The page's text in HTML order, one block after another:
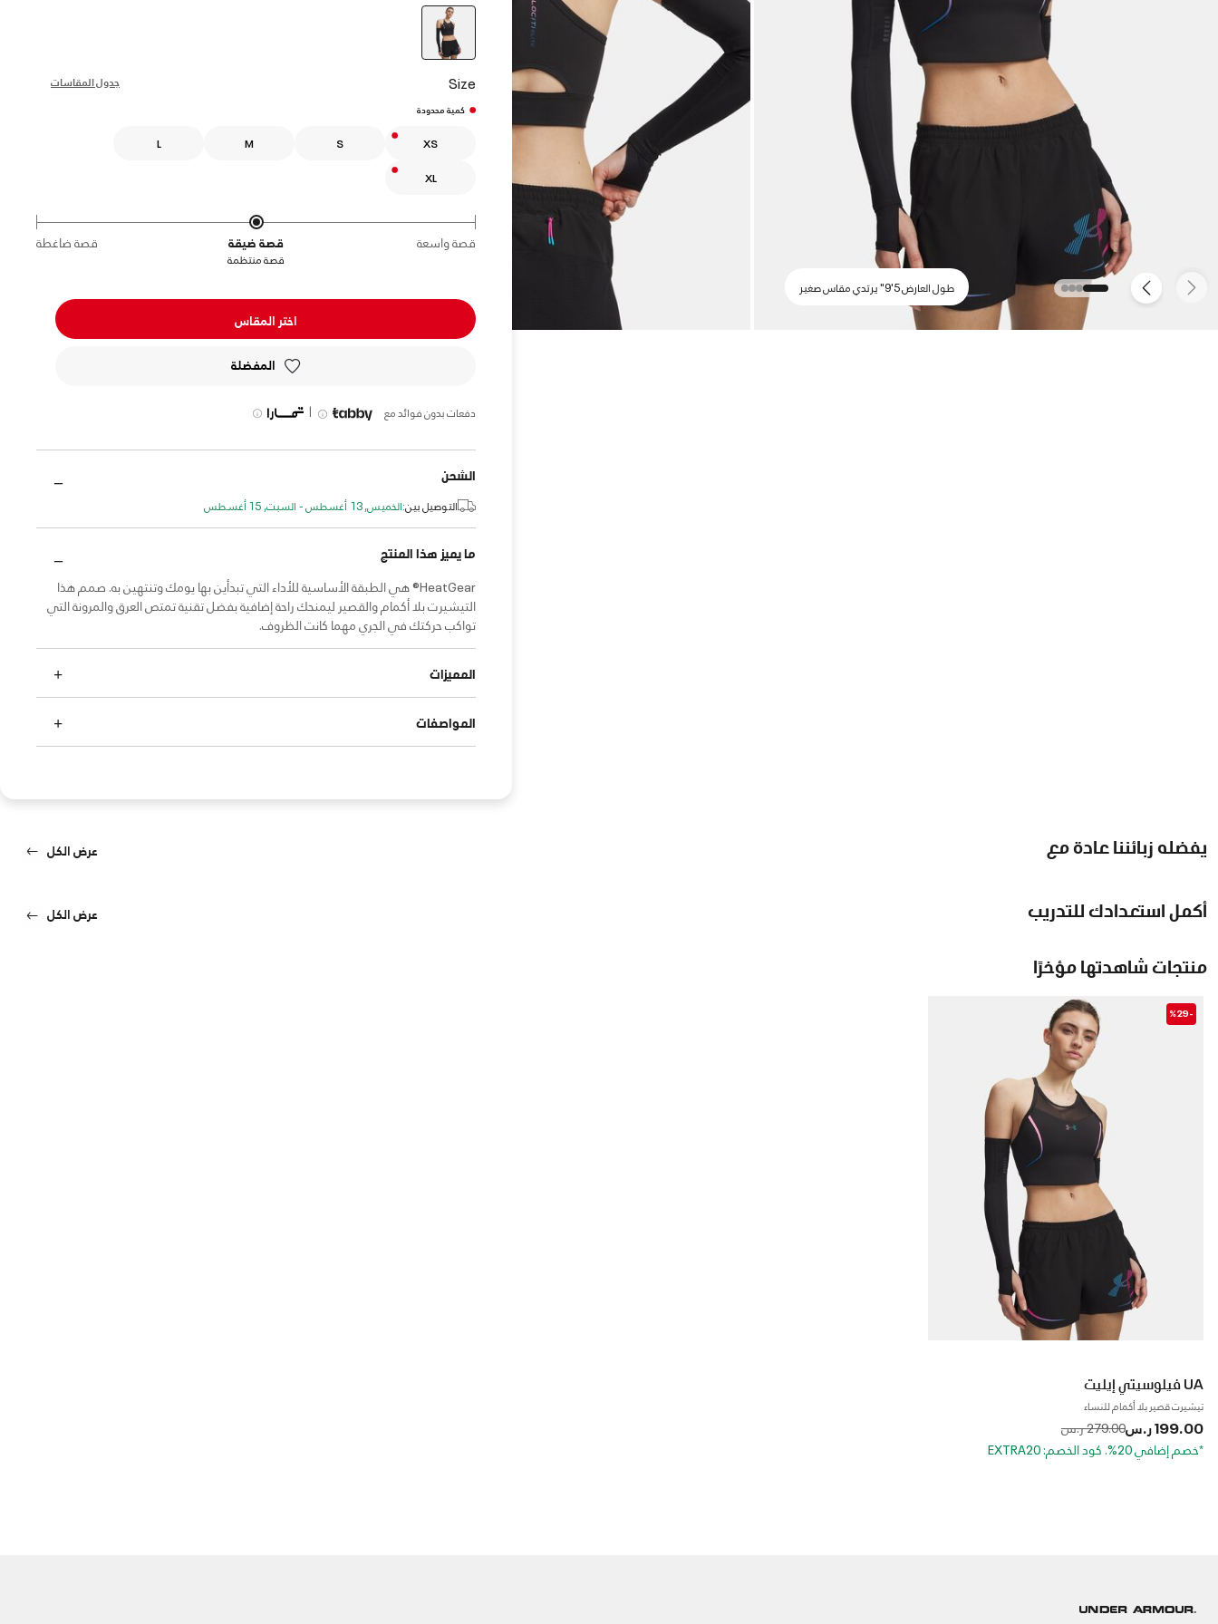
طول العارض 5'9" يرتدي مقاس صغير
Size جدول المقاسات
كمية محدودة
XS
S
M
L
XL
قصة واسعة قصة ضيقة قصة ضاغطة
قصة منتظمة
اختر المقاس
المفضلة
دفعات بدون فوائد مع |
الشحن
التوصيل بين:الخميس, 13 أغسطس - السبت, 15 أغسطس
ما يميز هذا المنتج
HeatGear® هي الطبقة الأساسية للأداء التي تبدأين بها يومك وتنتهين به. صمم هذا
التيشيرت بلا أكمام والقصير ليمنحك راحة إضافية بفضل تقنية تمتص العرق والمرونة التي
تواكب حركتك في الجري مهما كانت الظروف.
المميزات
المواصفات
يفضله زبائننا عادة مع عرض الكل
أكمل استعدادك للتدريب عرض الكل
منتجات شاهدتها مؤخرًا
-%29
UA فيلوسيتي إيليت
تيشيرت قصير بلا أكمام للنساء
199.00 ر.س Price reduced from
279.00 ر.س
to
*خصم إضافي 20%. كود الخصم: EXTRA20